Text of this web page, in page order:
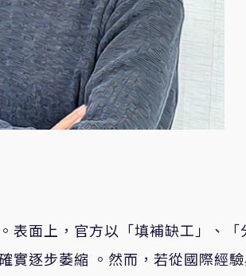
表面上，官方以「填補缺工」、「
實逐步萎縮 。然而，若從國際經